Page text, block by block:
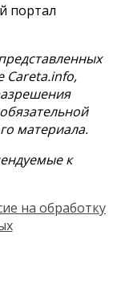
портал
Careta.info,
материала.
к
на обработку